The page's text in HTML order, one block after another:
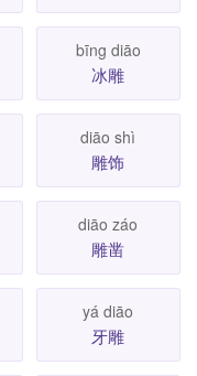
bīng diāo
冰雕
diāo shì
雕饰
diāo záo
雕凿
yá diāo
牙雕